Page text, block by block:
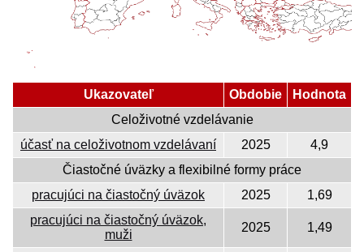
Ukazovateľ Obdobie
Hodnota
Celoživotné vzdelávanie
účasť na celoživotnom vzdelávaní
2025
4,9
Čiastočné úväzky a flexibilné formy práce
pracujúci na čiastočný úväzok
2025
1,69
pracujúci na čiastočný úväzok,
muži
2025 1,49